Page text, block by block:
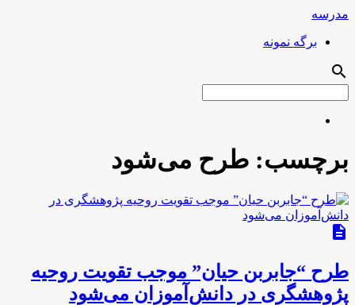
مدرسه
برگه نمونه
search
برچسب: طرح می‌شود
description
طرح “جابربن حیان” موجب تقویت روحیه
پژوهشگری در دانش‌آموزان می‌شود